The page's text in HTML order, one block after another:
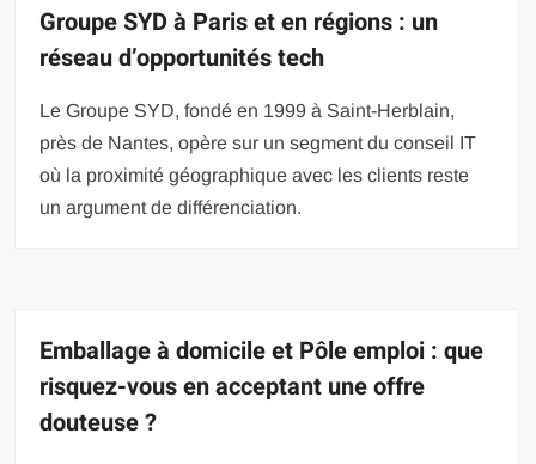
Groupe SYD à Paris et en régions : un
réseau d’opportunités tech
Le Groupe SYD, fondé en 1999 à Saint-Herblain,
près de Nantes, opère sur un segment du conseil IT
où la proximité géographique avec les clients reste
un argument de différenciation.
Emballage à domicile et Pôle emploi : que
risquez-vous en acceptant une offre
douteuse ?